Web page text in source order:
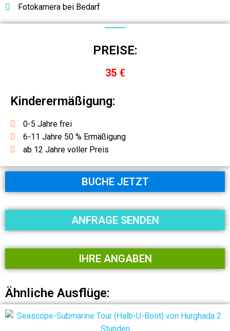
Fotokamera bei Bedarf
PREISE:
35 €
Kinderermäßigung:
0-5 Jahre frei
6-11 Jahre 50 % Ermäßigung
ab 12 Jahre voller Preis
BUCHE JETZT
ANFRAGE SENDEN
IHRE ANGABEN
Ähnliche Ausflüge: